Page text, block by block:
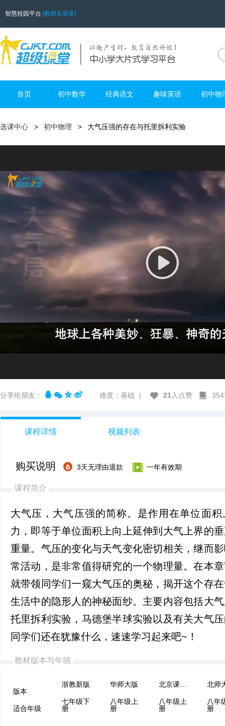
智慧校园平台 [教师去登录]
首页 初中数学 经典语文 趣味英语 初中物
选课中心 初中物理 大气压强的存在与托里拆利实验
分享给朋友： 难度：基础 | 21 人点赞
课程详情 视频列表
购买说明 3天无理由退款 一年有效期
课程简介
大气压，大气压强的简称。是作用在单位面
力，即等于单位面积上向上延伸到大气上界的
重量。气压的变化与天气变化密切相关，继而
常活动，是非常值得研究的一个物理量。在本
就带领同学们一窥大气压的奥秘，揭开这个存
生活中的隐形人的神秘面纱。主要内容包括大
托里拆利实验，马德堡半球实验以及有关大气
同学们还在犹豫什么，速速学习起来吧~！
教材版本与年级
版本
适合年级
浙教新版
七年级下
册
华师大版
八年级上
册
北京课改版
八年级上
册
北师
八年
册